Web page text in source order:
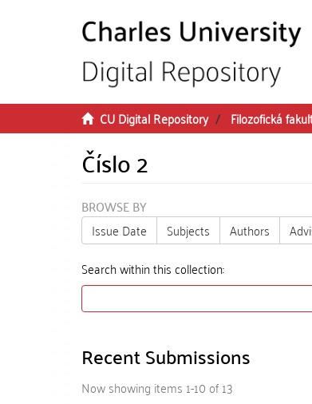
CU Digital Repository Filozofická
Číslo 2
BROWSE BY
Issue Date
Subjects Authors
Search within this collection:
Recent Submissions
Now showing items 1-10 of 13